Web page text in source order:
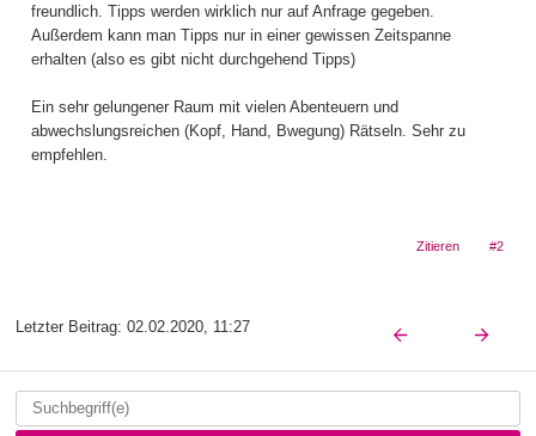
freundlich. Tipps werden wirklich nur auf Anfrage gegeben.
Außerdem kann man Tipps nur in einer gewissen Zeitspanne
erhalten (also es gibt nicht durchgehend Tipps)
Ein sehr gelungener Raum mit vielen Abenteuern und
abwechslungsreichen (Kopf, Hand, Bwegung) Rätseln. Sehr zu
empfehlen.
Zitieren #2
Letzter Beitrag: 02.02.2020, 11:27